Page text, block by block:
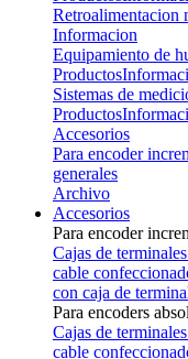
Retroalimentacion
Informacion
Equipamiento de
Productos
Sistemas de
Productos
Accesorios
Para encoder
generales
Archivo
Accesorios
Para encoder
Cajas de
cable
con caja de
Para encoders
Cajas de
cable